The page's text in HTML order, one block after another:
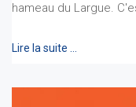
hameau du Largue.
Lire la suite …